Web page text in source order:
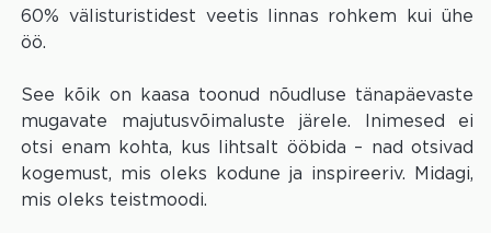
60% välisturistidest veetis linnas rohkem kui ühe
öö.
See kõik on kaasa toonud nõudluse tänapäevaste
mugavate majutusvõimaluste järele. Inimesed ei
otsi enam kohta, kus lihtsalt ööbida – nad otsivad
kogemust, mis oleks kodune ja inspireeriv. Midagi,
mis oleks teistmoodi.